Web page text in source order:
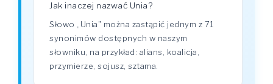
Jak inaczej nazwać Unia?
Słowo „Unia" można zastąpić jednym z 71
synonimów dostępnych w naszym
słowniku, na przykład: alians, koalicja,
przymierze, sojusz, sztama.